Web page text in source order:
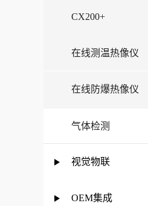
CX200+
在线测温热像仪
在线防爆热像仪
气体检测
视觉物联
OEM集成